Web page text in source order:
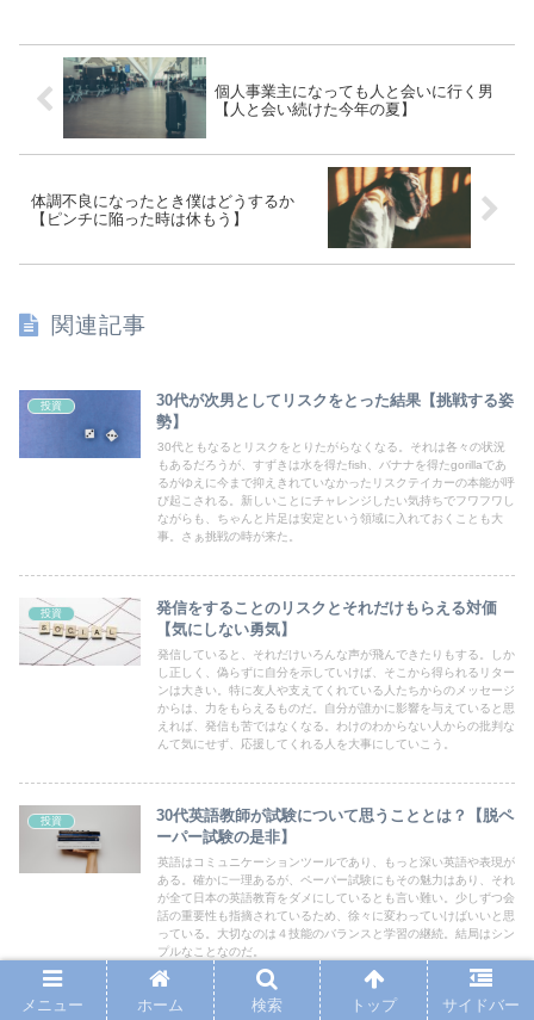
個人事業主になっても人と会いに行く男
【人と会い続けた今年の夏】
体調不良になったとき僕はどうするか
【ピンチに陥った時は休もう】
関連記事
投資
30代が次男としてリスクをとった結果【挑戦する姿
勢】
30代ともなるとリスクをとりたがらなくなる。それは各々の状況
もあるだろうが、すずきは水を得たfish、バナナを得たgorillaであ
るがゆえに今まで抑えきれていなかったリスクテイカーの本能が呼
び起こされる。新しいことにチャレンジしたい気持ちでフワフワし
ながらも、ちゃんと片足は安定という領域に入れておくことも大
事。さぁ挑戦の時が来た。
投資
発信をすることのリスクとそれだけもらえる対価
【気にしない勇気】
発信していると、それだけいろんな声が飛んできたりもする。しか
し正しく、偽らずに自分を示していけば、そこから得られるリター
ンは大きい。特に友人や支えてくれている人たちからのメッセージ
からは、力をもらえるものだ。自分が誰かに影響を与えていると思
えれば、発信も苦ではなくなる。わけのわからない人からの批判な
んて気にせず、応援してくれる人を大事にしていこう。
投資
30代英語教師が試験について思うこととは？【脱ペ
ーパー試験の是非】
英語はコミュニケーションツールであり、もっと深い英語や表現が
ある。確かに一理あるが、ペーパー試験にもその魅力はあり、それ
が全て日本の英語教育をダメにしているとも言い難い。少しずつ会
話の重要性も指摘されているため、徐々に変わっていけばいいと思
っている。大切なのは４技能のバランスと学習の継続。結局はシン
プルなことなのだ。
メニュー ホーム 検索 トップ サイドバー